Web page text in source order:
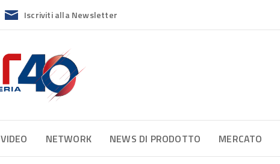
Iscriviti alla Newsletter
VIDEO NETWORK NEWS DI PRODOTTO MERCATO